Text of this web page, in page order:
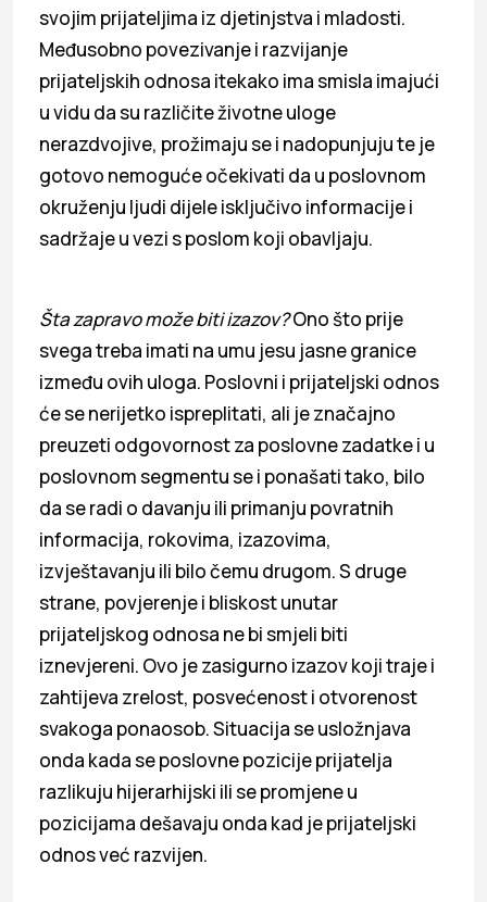
svojim prijateljima iz djetinjstva i mladosti.
Međusobno povezivanje i razvijanje
prijateljskih odnosa itekako ima smisla imajući
u vidu da su različite životne uloge
nerazdvojive, prožimaju se i nadopunjuju te je
gotovo nemoguće očekivati da u poslovnom
okruženju ljudi dijele isključivo informacije i
sadržaje u vezi s poslom koji obavljaju.
Šta zapravo može biti izazov?Ono što prije
svega treba imati na umu jesu jasne granice
između ovih uloga. Poslovni i prijateljski odnos
će se nerijetko ispreplitati, ali je značajno
preuzeti odgovornost za poslovne zadatke i u
poslovnom segmentu se i ponašati tako, bilo
da se radi o davanju ili primanju povratnih
informacija, rokovima, izazovima,
izvještavanju ili bilo čemu drugom. S druge
strane, povjerenje i bliskost unutar
prijateljskog odnosa ne bi smjeli biti
iznevjereni. Ovo je zasigurno izazov koji traje i
zahtijeva zrelost, posvećenost i otvorenost
svakoga ponaosob. Situacija se usložnjava
onda kada se poslovne pozicije prijatelja
razlikuju hijerarhijski ili se promjene u
pozicijama dešavaju onda kad je prijateljski
odnos već razvijen.